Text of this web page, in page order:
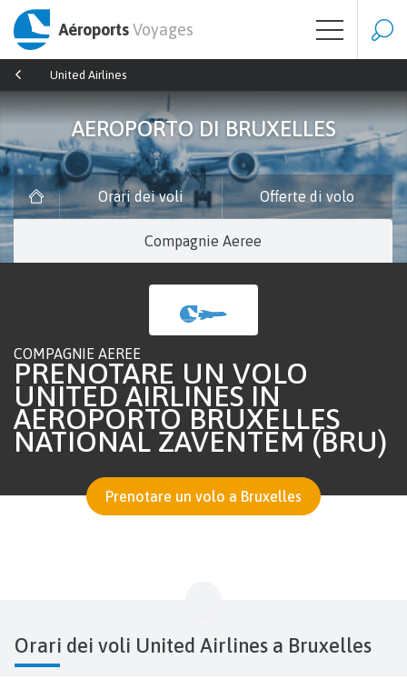
AéroportsVoyages
United Airlines
AEROPORTO DI BRUXELLES
Orari dei voli Offerte di volo
Compagnie Aeree
COMPAGNIE AEREE
PRENOTARE UN VOLO
UNITED AIRLINES IN
AEROPORTO BRUXELLES
NATIONAL ZAVENTEM (BRU)
Prenotare un volo a Bruxelles
Orari dei voli United Airlines a Bruxelles